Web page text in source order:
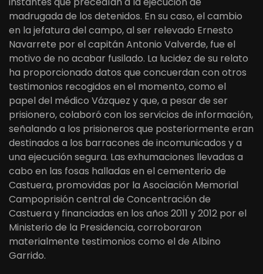
madrugada de los detenidos. En su caso, el cambio
en la jefatura del campo, al ser relevado Ernesto
Navarrete por el capitán Antonio Valverde, fue el
motivo de no acabar fusilado. La lucidez de su relato
ha proporcionado datos que concuerdan con otros
testimonios recogidos en el momento, como el
papel del médico Vázquez y que, a pesar de ser
prisionero, colaboró con los servicios de información,
señalando a los prisioneros que posteriormente eran
destinados a los barracones de incomunicados y a
una ejecución segura. Las exhumaciones llevadas a
cabo en las fosas halladas en el cementerio de
Castuera, promovidas por la Asociación Memorial
Campoprisión central de Concentración de
Castuera y financiadas en los años 2011 y 2012 por el
Ministerio de la Presidencia, corroboraron
materialmente testimonios como el de Albino
Garrido.